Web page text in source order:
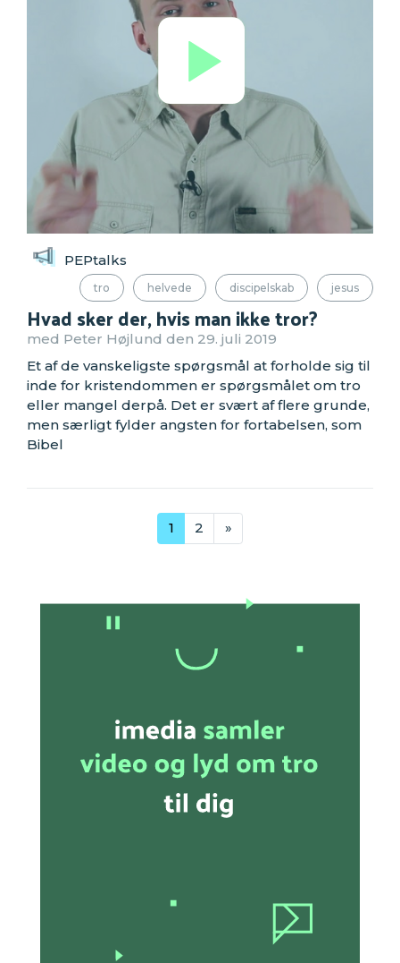
PEPtalks
tro helvede discipelskab jesus
Hvad sker der, hvis man ikke tror?
med Peter Højlund den 29. juli 2019
Et af de vanskeligste spørgsmål at forholde sig til
inde for kristendommen er spørgsmålet om tro
eller mangel derpå. Det er svært af flere grunde,
men særligt fylder angsten for fortabelsen, som
Bibel
1 2 »